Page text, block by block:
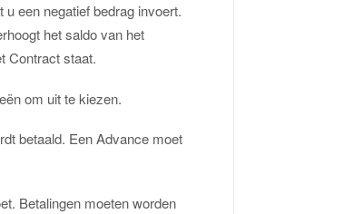
een negatief bedrag invoert.
het saldo van het
Contract staat.
om uit te kiezen.
betaald. Een Advance moet
Betalingen moeten worden